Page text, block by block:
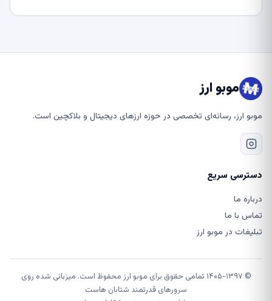
موبو ارز
موبو ارز، رسانه‌ای تخصصی در حوزه ارزهای دیجیتال و بلاکچین است.
دسترسی سریع
درباره ما
تماس با ما
تبلیغات در موبو ارز
© ۱۴۰۵-۱۳۹۷ تمامی حقوق برای موبو ارز محفوظ است. میزبانی شده روی
سرورهای قدرتمند شتابان هاست